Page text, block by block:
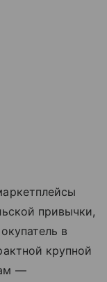
привычки,
в
крупной
—